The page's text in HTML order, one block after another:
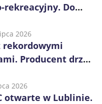
rekreacyjny. Do
2026
rekordowymi
Producent drzwi
2026
otwarte w Lublinie.